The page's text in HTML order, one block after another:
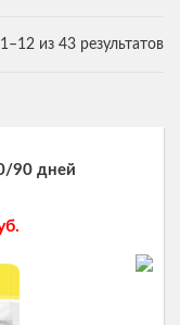
из 43 результатов
90 дней